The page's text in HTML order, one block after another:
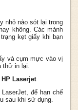
nhỏ nào sót lại trong
không. Các mảnh
kẹt giấy khi bạn
và cụm mực vào vị
thử in lại.
Laserjet
để hạn chế
sau khi sử dụng.